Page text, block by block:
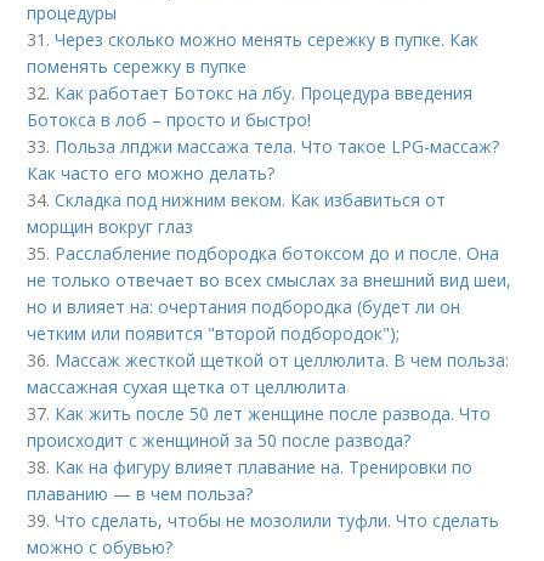
процедуры
31.Через сколько можно менять сережку в пупке. Как
поменять сережку в пупке
32. Как работает Ботокс на лбу. Процедура введения
Ботокса в лоб – просто и быстро!
33. Польза лпджи массажа тела. Что такое LPG-массаж?
Как часто его можно делать?
34.Складка под нижним веком. Как избавиться от
морщин вокруг глаз
35. Расслабление подбородка ботоксом до и после. Она
не только отвечает во всех смыслах за внешний вид шеи,
но и влияет на: очертания подбородка (будет ли он
четким или появится "второй подбородок");
36. Массаж жесткой щеткой от целлюлита. В чем польза:
массажная сухая щетка от целлюлита
37. Как жить после 50 лет женщине после развода. Что
происходит с женщиной за 50 после развода?
38. Как на фигуру влияет плавание на. Тренировки по
плаванию — в чем польза?
39.Что сделать, чтобы не мозолили туфли. Что сделать
можно с обувью?